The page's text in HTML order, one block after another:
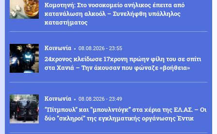
Κομοτηνή: Στο νοσοκομείο ανήλικος έπειτα από
κατανάλωση αλκοόλ – Συνελήφθη υπάλληλος
καταστήματος
Κοινωνία 08.08.2026 - 23:55
24χρονος κλείδωσε 17χρονη πρώην φίλη του σε σπίτι
στα Χανιά – Την άκουσαν που φώναζε «βοήθεια»
Κοινωνία 08.08.2026 - 23:49
”Πίτμπουλ” και ”μπουλντόγκ” στα χέρια της ΕΛ.ΑΣ. – Οι
δύο ”σκληροί” της εγκληματικής οργάνωσης Έντικ